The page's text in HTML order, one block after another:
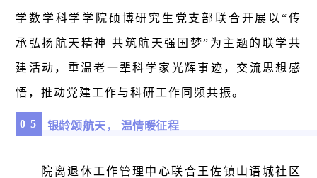
学数学科学学院硕博研究生党支部联合开展以“传
承弘扬航天精神 共筑航天强国梦”为主题的联学共
建活动，重温老一辈科学家光辉事迹，交流思想感
悟，推动党建工作与科研工作同频共振。
0 5 银龄颂航天， 温情暖征程
院离退休工作管理中心联合王佐镇山语城社区